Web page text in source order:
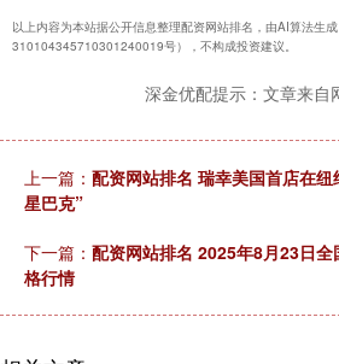
以上内容为本站据公开信息整理配资网站排名，由AI算法生
310104345710301240019号），不构成投资建议。
深金优配提示：文章来自
上一篇： 配资网站排名 瑞幸美国首店在
星巴克”
下一篇： 配资网站排名 2025年8月23日
格行情